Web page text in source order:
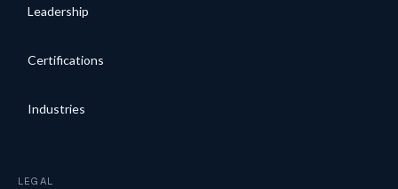
Leadership
Certifications
Industries
LEGAL